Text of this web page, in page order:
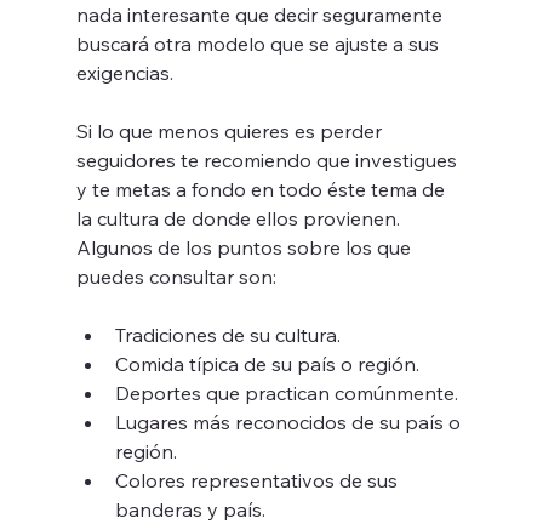
nada interesante que decir seguramente
buscará otra modelo que se ajuste a sus
exigencias.
Si lo que menos quieres es perder
seguidores te recomiendo que investigues
y te metas a fondo en todo éste tema de
la cultura de donde ellos provienen.
Algunos de los puntos sobre los que
puedes consultar son:
Tradiciones de su cultura.
Comida típica de su país o región.
Deportes que practican comúnmente.
Lugares más reconocidos de su país o
región.
Colores representativos de sus
banderas y país.